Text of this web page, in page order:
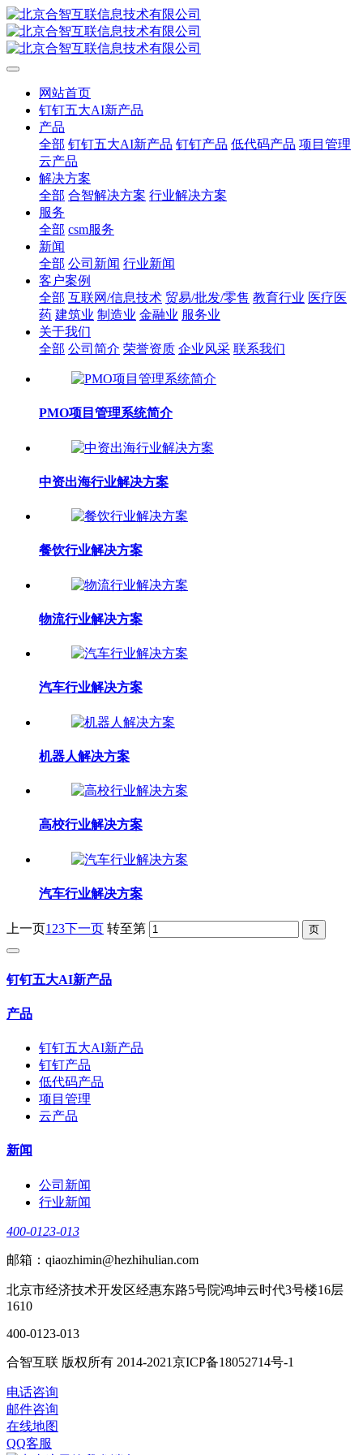
网站首页
钉钉五大AI新产品
产品
全部 钉钉五大AI新产品 钉钉产品 低代码产品 项目管理
云产品
解决方案
全部 合智解决方案 行业解决方案
服务
全部 csm服务
新闻
全部 公司新闻 行业新闻
客户案例
全部 互联网/信息技术 贸易/批发/零售 教育行业 医疗医
药 建筑业 制造业 金融业 服务业
关于我们
全部 公司简介 荣誉资质 企业风采 联系我们
PMO项目管理系统简介
中资出海行业解决方案
餐饮行业解决方案
物流行业解决方案
汽车行业解决方案
机器人解决方案
高校行业解决方案
汽车行业解决方案
上一页1 23下一页 转至第
钉钉五大AI新产品
产品
钉钉五大AI新产品
钉钉产品
低代码产品
项目管理
云产品
新闻
公司新闻
行业新闻
400-0123-013
邮箱：qiaozhimin@hezhihulian.com
北京市经济技术开发区经惠东路5号院鸿坤云时代3号楼16层
1610
400-0123-013
合智互联 版权所有 2014-2021京ICP备18052714号-1
电话咨询
邮件咨询
在线地图
QQ客服